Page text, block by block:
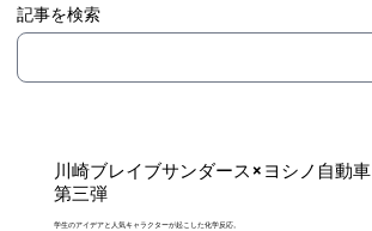
川崎ブレイブサンダース×ヨシノ自動車
第三弾
学生のアイデアと人気キャラクターが起こした化学反応。
記事を検索